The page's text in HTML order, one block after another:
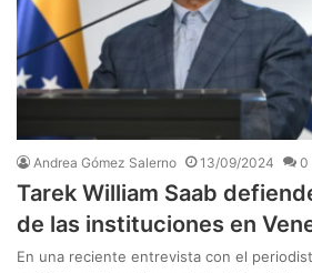
Andrea Gómez Salerno 13/09/2024 0
Tarek William Saab
de las instituciones en
En una reciente entrevista con el